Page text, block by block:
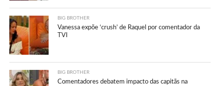
BIG BROTHER
Vanessa expõe ‘crush’ de Raquel por comentador da
TVI
BIG BROTHER
Comentadores debatem impacto das capitãs na